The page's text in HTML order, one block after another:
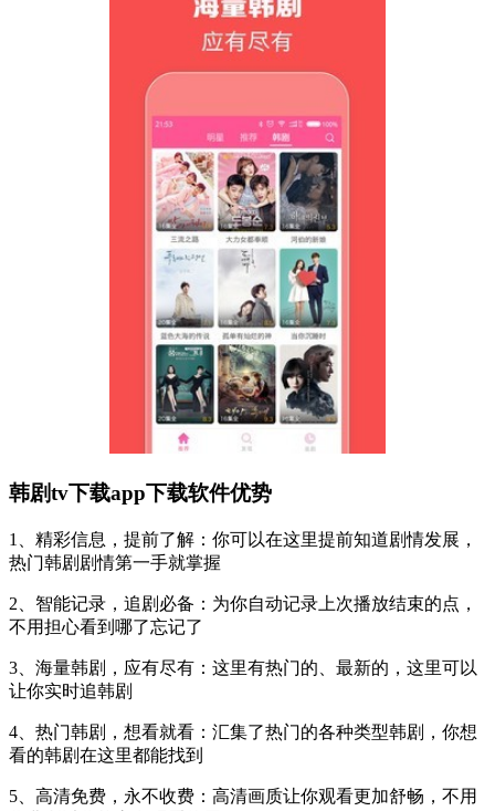
韩剧tv下载app下载软件优势
1、精彩信息，提前了解：你可以在这里提前知道剧情发展，
热门韩剧剧情第一手就掌握
2、智能记录，追剧必备：为你自动记录上次播放结束的点，
不用担心看到哪了忘记了
3、海量韩剧，应有尽有：这里有热门的、最新的，这里可以
让你实时追韩剧
4、热门韩剧，想看就看：汇集了热门的各种类型韩剧，你想
看的韩剧在这里都能找到
5、高清免费，永不收费：高清画质让你观看更加舒畅，不用